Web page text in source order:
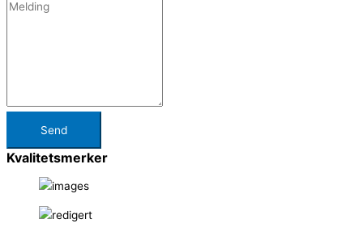
Send
Kvalitetsmerker